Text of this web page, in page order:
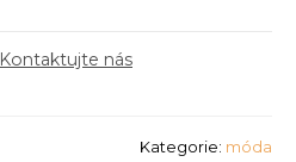
Kontaktujte nás
Kategorie: móda